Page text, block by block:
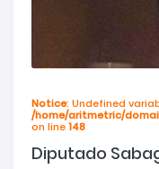
Notice: Undefined
/home/aritmetric/
on line148
Diputado